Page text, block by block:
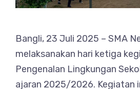
Bangli, 23 Juli 2025 – SMA
melaksanakan hari ketiga
Pengenalan Lingkungan
ajaran 2025/2026. Kegiatan